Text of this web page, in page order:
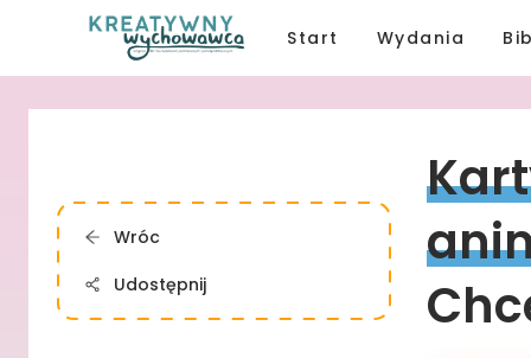
Start Wydania
Wróc
Udostępnij